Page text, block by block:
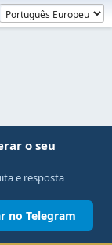
o seu
e resposta
no Telegram